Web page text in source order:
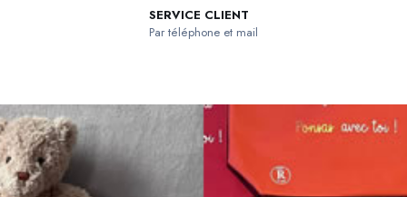
SERVICE CLIENT
Par téléphone et mail